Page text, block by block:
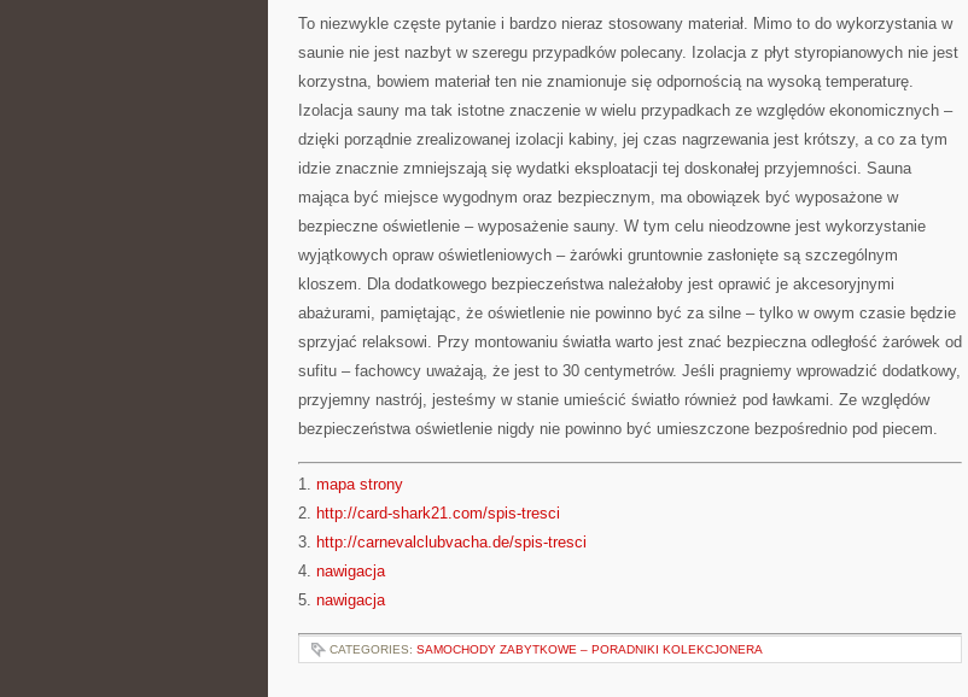
To niezwykle częste pytanie i bardzo nieraz stosowany materiał. Mimo to do wykorzystania w
saunie nie jest nazbyt w szeregu przypadków polecany. Izolacja z płyt styropianowych nie jest
korzystna, bowiem materiał ten nie znamionuje się odpornością na wysoką temperaturę.
Izolacja sauny ma tak istotne znaczenie w wielu przypadkach ze względów ekonomicznych –
dzięki porządnie zrealizowanej izolacji kabiny, jej czas nagrzewania jest krótszy, a co za tym
idzie znacznie zmniejszają się wydatki eksploatacji tej doskonałej przyjemności. Sauna
mająca być miejsce wygodnym oraz bezpiecznym, ma obowiązek być wyposażone w
bezpieczne oświetlenie – wyposażenie sauny. W tym celu nieodzowne jest wykorzystanie
wyjątkowych opraw oświetleniowych – żarówki gruntownie zasłonięte są szczególnym
kloszem. Dla dodatkowego bezpieczeństwa należałoby jest oprawić je akcesoryjnymi
abażurami, pamiętając, że oświetlenie nie powinno być za silne – tylko w owym czasie będzie
sprzyjać relaksowi. Przy montowaniu światła warto jest znać bezpieczna odległość żarówek od
sufitu – fachowcy uważają, że jest to 30 centymetrów. Jeśli pragniemy wprowadzić dodatkowy,
przyjemny nastrój, jesteśmy w stanie umieścić światło również pod ławkami. Ze względów
bezpieczeństwa oświetlenie nigdy nie powinno być umieszczone bezpośrednio pod piecem.
1. mapa strony
2. http://card-shark21.com/spis-tresci
3. http://carnevalclubvacha.de/spis-tresci
4. nawigacja
5. nawigacja
CATEGORIES: SAMOCHODY ZABYTKOWE – PORADNIKI KOLEKCJONERA